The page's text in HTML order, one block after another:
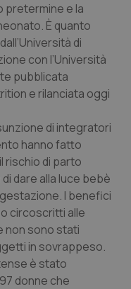
pretermine e la
È quanto
di
con l’Università
pubblicata
e rilanciata oggi
di integratori
hanno fatto
rischio di parto
dare alla luce bebè
I benefici
circoscritti alle
non sono stati
in sovrappeso.
è stato
donne che